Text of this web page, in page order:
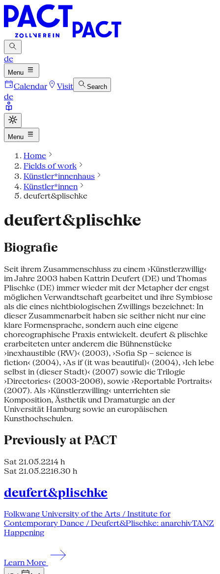
de
Menu
Calendar Visit Search
de
Menu
Home
Fields of work
Künstler*innenhaus
Künstler*innen
deufert&plischke
deufert&plischke
Biografie
Seit ihrem Zusammenschluss zu einem ›Künstlerzwillig‹
im Jahre 2003 haben Kattrin Deufert (DE) und Thomas
Plischke (DE) immer wieder mit der Metapher der engst
möglichen Verwandtschaft gearbeitet und ihre Symbiose
als die eines nichtbiologischen Zwillings bezeichnet: In
dieser Zusammenarbeit haben sie seither nicht nur eine
klare Formensprache, sondern auch eine eigene
choreographische Praxis entwickelt. deufert & plischke
erarbeiteten unter anderem die Bühnenstücke
›inexhaustible (RW)‹ (2003), ›Sofia Sp – science is
fiction‹ (2004), ›As if (it was beautiful)‹ (2004), ›Ich lebe
selbst in (dieser Stadt)‹ (2007) sowie die Trilogie
›Directories‹ (2003-2006), sowie ›Reportable Portraits‹
(2007). Als ›Künstlerzwilling‹ unterrichten sie
Komposition, Ästhetik und Dramaturgie an der
Universität Hamburg sowie an europäischen
Kunsthochschulen.
Previously at PACT
Sat 21.05.2214 h
Sat 21.05.2216.30 h
deufert&plischke
Folkwang University of the Arts / Institute for
Contemporary Dance / Deufert&Plischke: anarchivTANZ
Happening
Learn More